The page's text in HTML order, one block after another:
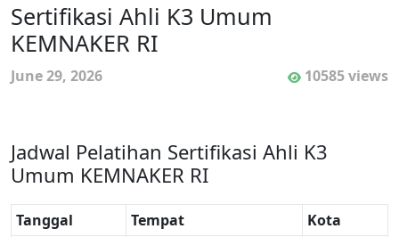
Sertifikasi Ahli K3 Umum
KEMNAKER RI
June 29, 2026 10585 views
Jadwal Pelatihan Sertifikasi Ahli K3
Umum KEMNAKER RI
Tanggal Tempat
Kota